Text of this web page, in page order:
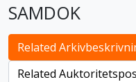
SAMDOK
Related
Related